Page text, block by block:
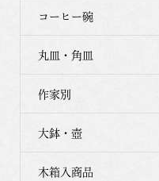
コーヒー碗
丸皿・角皿
作家別
大鉢・壺
木箱入商品